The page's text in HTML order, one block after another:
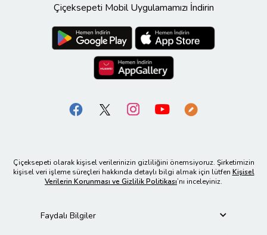
Çiçeksepeti Mobil Uygulamamızı İndirin
Çiçeksepeti olarak kişisel verilerinizin gizliliğini önemsiyoruz. Şirketimizin
kişisel veri işleme süreçleri hakkında detaylı bilgi almak için lütfen Kişisel
Verilerin Korunması ve Gizlilik Politikası’nı inceleyiniz.
Faydalı Bilgiler